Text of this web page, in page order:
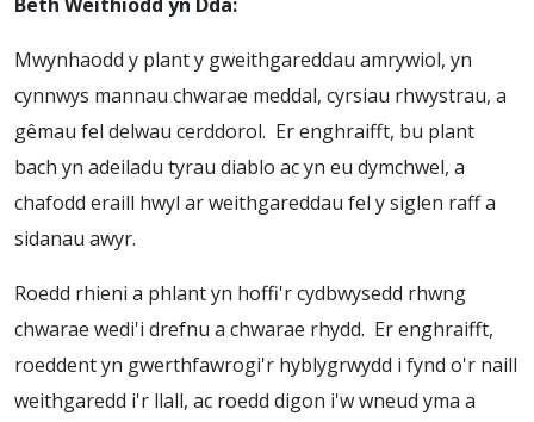
Mwynhaodd y plant y gweithgareddau amrywiol, yn
cynnwys mannau chwarae meddal, cyrsiau rhwystrau, a
gêmau fel delwau cerddorol. Er enghraifft, bu plant
bach yn adeiladu tyrau diablo ac yn eu dymchwel, a
chafodd eraill hwyl ar weithgareddau fel y siglen raff a
sidanau awyr.
Roedd rhieni a phlant yn hoffi'r cydbwysedd rhwng
chwarae wedi'i drefnu a chwarae rhydd. Er enghraifft,
roeddent yn gwerthfawrogi'r hyblygrwydd i fynd o'r naill
weithgaredd i'r llall, ac roedd digon i'w wneud yma a